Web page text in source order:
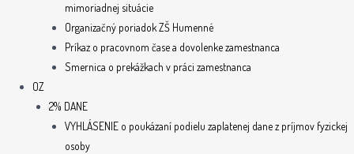
mimoriadnej situácie
Organizačný poriadok ZŠ Humenné
Príkaz o pracovnom čase a dovolenke zamestnanca
Smernica o prekážkach v práci zamestnanca
OZ
2% DANE
VYHLÁSENIE o poukázaní podielu zaplatenej dane z príjmov fyzickej
osoby